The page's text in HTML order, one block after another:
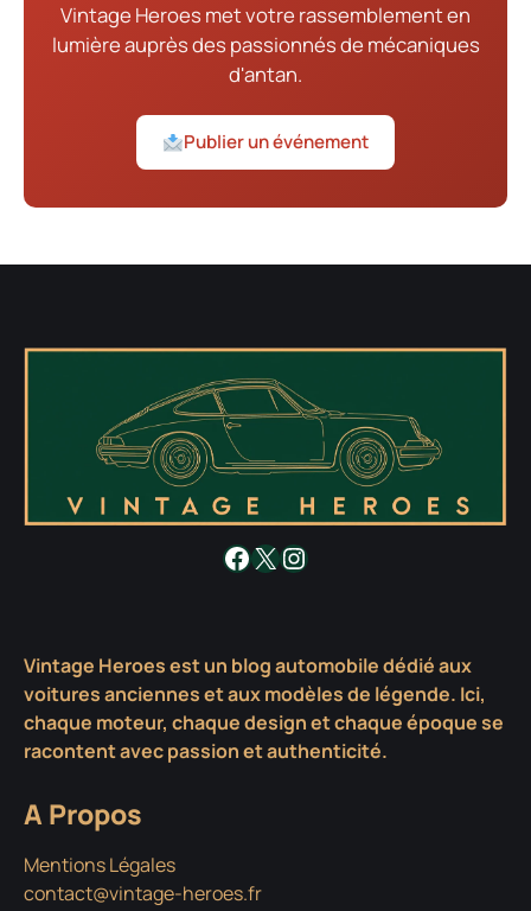
Vintage Heroes met votre rassemblement en
lumière auprès des passionnés de mécaniques
d'antan.
Publier un événement
Facebook
X Instagram
Vintage Heroes est un blog automobile dédié aux
voitures anciennes et aux modèles de légende. Ici,
chaque moteur, chaque design et chaque époque se
racontent avec passion et authenticité.
A Propos
Mentions Légales
contact@vintage-heroes.fr